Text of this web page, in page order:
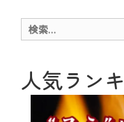
ゲ
ー
ョ
ン
検
索:
人気ラン